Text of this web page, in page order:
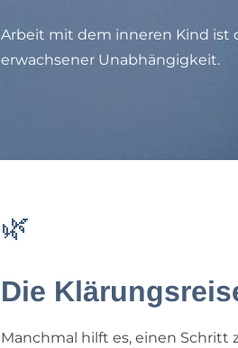
Arbeit mit dem inneren Kind ist
erwachsener Unabhängigkeit.
🌿
Die
Manchmal hilft es, einen Schritt